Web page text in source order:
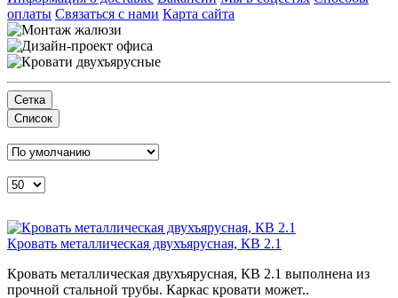
оплаты Связаться с нами Карта сайта
Сетка
Список
Кровать металлическая двухъярусная, КВ 2.1
Кровать металлическая двухъярусная, КВ 2.1 выполнена из
прочной стальной трубы. Каркас кровати может..